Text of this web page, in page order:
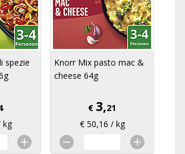
spezie
kg
Knorr Mix pasto mac &
cheese 64g
€ 3,21
€ 50,16 / kg